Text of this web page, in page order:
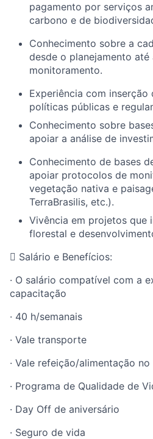
pagamento por serviços
carbono e de
Conhecimento sobre a
desde o planejamento
monitoramento.
Experiência com inserção
políticas públicas e
Conhecimento sobre
apoiar a análise de
Conhecimento de bases
apoiar protocolos de
vegetação nativa e
TerraBrasilis, etc.).
Vivência em projetos que
florestal e
 Salário e Benefícios:
· O salário compatível com a
capacitação
· 40 h/semanais
· Vale transporte
· Vale refeição/alimentação
· Programa de Qualidade de
· Day Off de aniversário
· Seguro de vida